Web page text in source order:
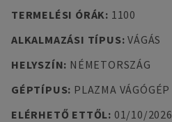
TERMELÉSI ÓRÁK: 1100
ALKALMAZÁSI TÍPUS:VÁGÁS
HELYSZÍN: NÉMETORSZÁG
GÉPTÍPUS: PLAZMA VÁGÓGÉP
ELÉRHETŐ ETTŐL: 01/10/2026